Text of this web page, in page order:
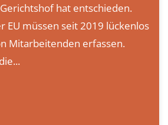
hat entschieden.
EU müssen seit 2019 lückenlos
Mitarbeitenden erfassen.